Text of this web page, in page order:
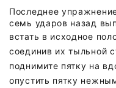
Последнее
семь ударов назад
встать в исходное
соединив их тыльной
поднимите пятку на
опустить пятку